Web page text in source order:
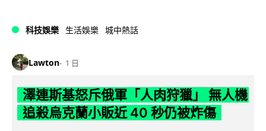
科技娛樂 生活娛樂 城中熱話
Lawton 1 日
澤連斯基怒斥俄軍「人肉狩獵」 無人機
追殺烏克蘭小販近 40 秒仍被炸傷